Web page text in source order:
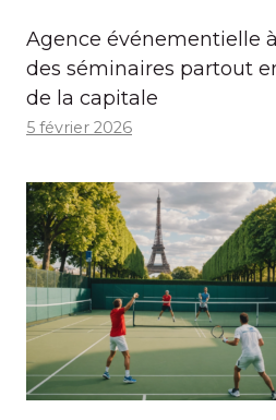
Agence événementielle
des séminaires partout
de la capitale
5 février 2026